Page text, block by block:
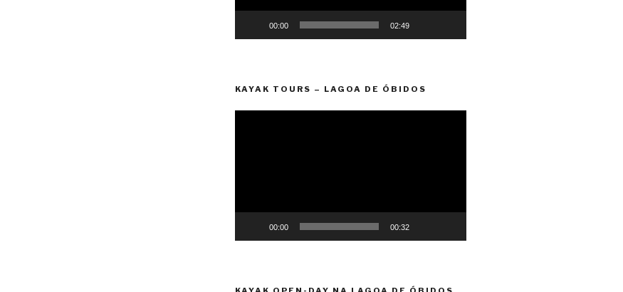
00:00 02:49
KAYAK TOURS – LAGOA DE ÓBIDOS
00:00 00:32